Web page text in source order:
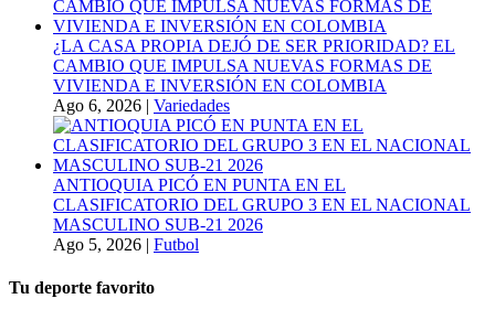
¿LA CASA PROPIA DEJÓ DE SER PRIORIDAD? EL
CAMBIO QUE IMPULSA NUEVAS FORMAS DE
VIVIENDA E INVERSIÓN EN COLOMBIA
Ago 6, 2026 | Variedades
ANTIOQUIA PICÓ EN PUNTA EN EL
CLASIFICATORIO DEL GRUPO 3 EN EL NACIONAL
MASCULINO SUB-21 2026
Ago 5, 2026 | Futbol
Tu deporte favorito